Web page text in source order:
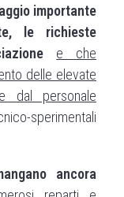
importante
le richieste
e che
delle elevate
dal personale
sperimentali
ancora